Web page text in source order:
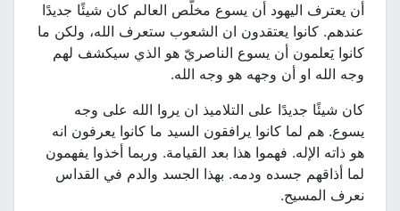
أن يعترف اليهود أن يسوع مخلّص العالم كان شيئًا جديدًا
عندهم. كانوا يعتقدون ان الشعوب ستعرف الله، ولكن ما
كانوا يَعلمون أن يسوع الناصريّ هو الذي سيكشف لهم
وجه الله او أن وجهه هو وجه الله.
كان شيئًا جديدًا على التلاميذ ان يروا الله على وجه
يسوع. هم لما كانوا يرافقون السيد ما كانوا يعرفون انه
هو ذاته الإله. فهموا هذا بعد القيامة. وربما أخذوا يفهمون
لما أذاقهم جسده ودمه. بهذا الجسد والدم في القداس
نعرف المسيح.